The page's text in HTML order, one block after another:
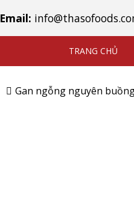
Email:
TRANG CHỦ
Gan ngỗng nguyên